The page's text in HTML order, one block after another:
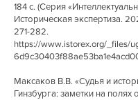
184 с. (Серия
Историческая экспертиза.
271-282.
https://www.istorex.org/_files/
Максаков В.В. «Судья и
Гинзбурга: заметки на полях